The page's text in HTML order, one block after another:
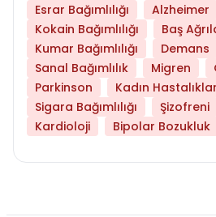
Esrar Bağımlılığı
Alzheimer
Kokain Bağımlılığı
Baş
Kumar Bağımlılığı
Demans
Sanal Bağımlılık
Migren
Parkinson
Kadın
Sigara Bağımlılığı
Şizofreni
Kardioloji
Bipolar Bozukluk